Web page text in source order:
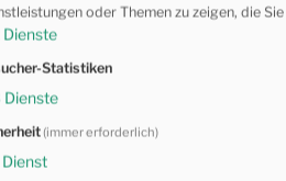
oder Themen zu zeigen, die
Dienste
Statistiken
Dienste
(immer erforderlich)
Dienst